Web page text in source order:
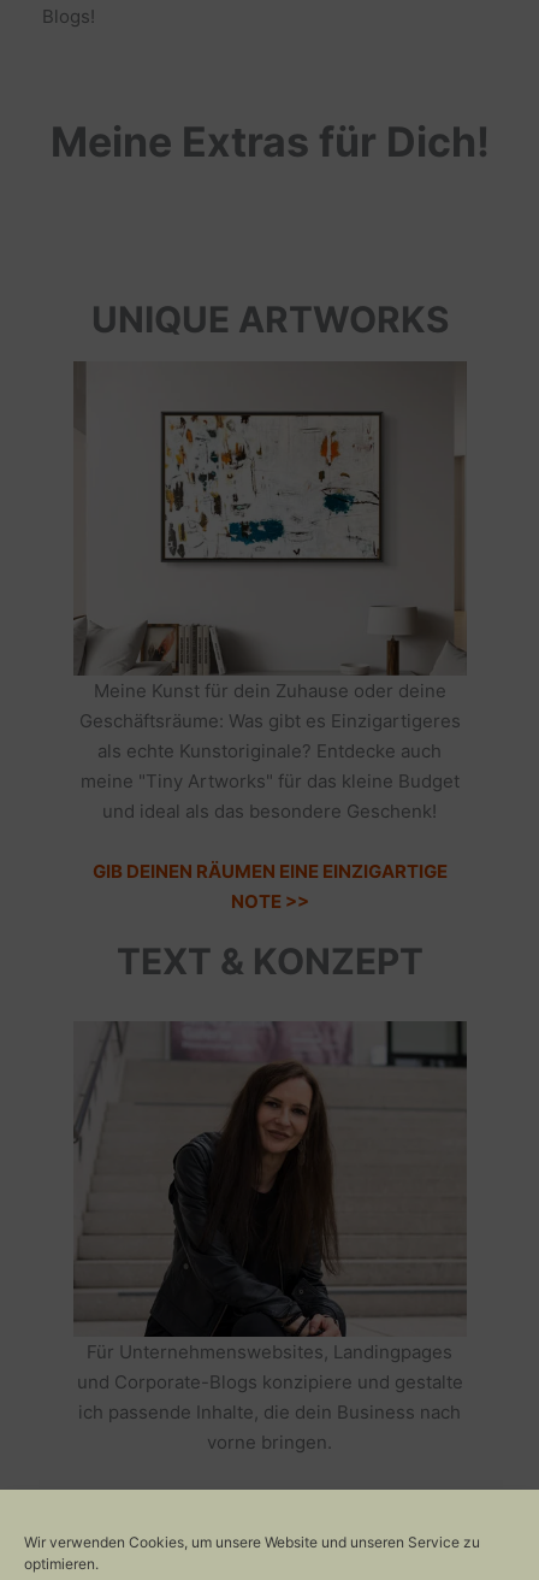
Wir verwenden Cookies, um unsere Website und unseren Service zu
optimieren.
Blogs!
Meine Extras für Dich!
UNIQUE ARTWORKS
Meine Kunst für dein Zuhause oder deine
Geschäftsräume: Was gibt es Einzigartigeres
als echte Kunstoriginale? Entdecke auch
meine "Tiny Artworks" für das kleine Budget
und ideal als das besondere Geschenk!
GIB DEINEN RÄUMEN EINE EINZIGARTIGE
NOTE >>
TEXT & KONZEPT
Für Unternehmenswebsites, Landingpages
und Corporate-Blogs konzipiere und gestalte
ich passende Inhalte, die dein Business nach
vorne bringen.
ERFOLGREICH MACHEN >>